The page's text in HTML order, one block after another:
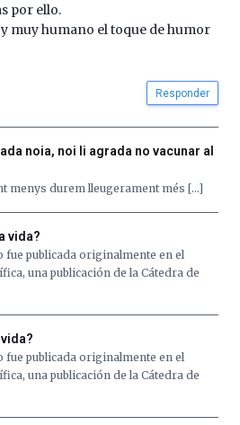
por ello.
muy humano el toque de humor
Responder
noia, noi li agrada no vacunar al
menys durem lleugerament més […]
vida?
publicada originalmente en el
una publicación de la Cátedra de
publicada originalmente en el
una publicación de la Cátedra de